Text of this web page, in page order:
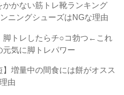
かかない筋トレ靴ランキング
ニングシューズはNGな理由
脚トレしたらチ○コ勃つ←これ
元気に脚トレパワー
】増量中の間食には餅がオスス
由